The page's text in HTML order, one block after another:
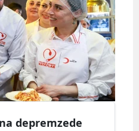
depremzede